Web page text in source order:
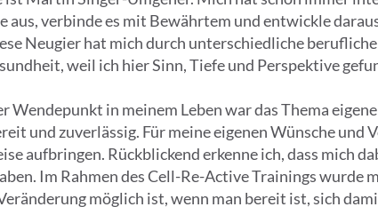
aus, verbinde es mit Bewährtem und entwickle
Neugier hat mich durch unterschiedliche
weil ich hier Sinn, Tiefe und Perspektive
Wendepunkt in meinem Leben war das Thema
und zuverlässig. Für meine eigenen Wünsche und
aufbringen. Rückblickend erkenne ich, dass mich
Im Rahmen des Cell-Re-Active Trainings
möglich ist, wenn man bereit ist, sich